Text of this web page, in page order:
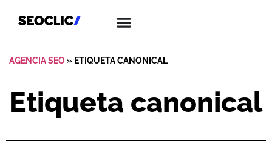
AGENCIA SEO» ETIQUETA CANONICAL
Etiqueta canonical